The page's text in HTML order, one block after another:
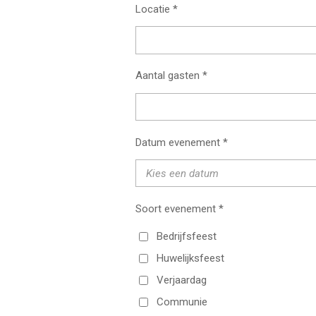
Locatie *
Aantal gasten *
Datum evenement *
Soort evenement *
Bedrijfsfeest
Huwelijksfeest
Verjaardag
Communie